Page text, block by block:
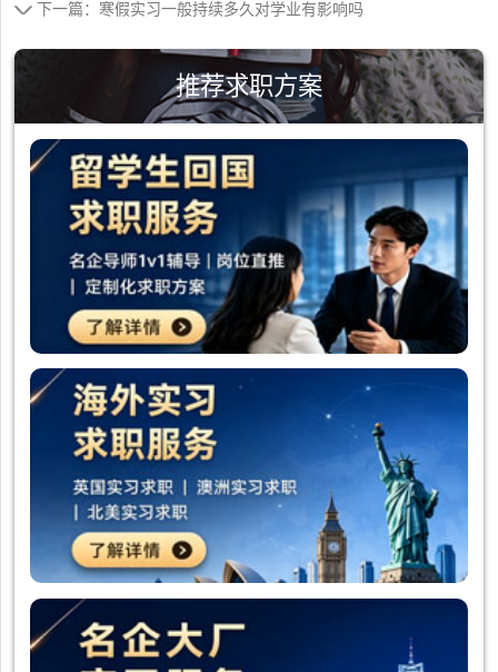
下一篇：寒假实习一般持续多久对学业有影响吗
推荐求职方案